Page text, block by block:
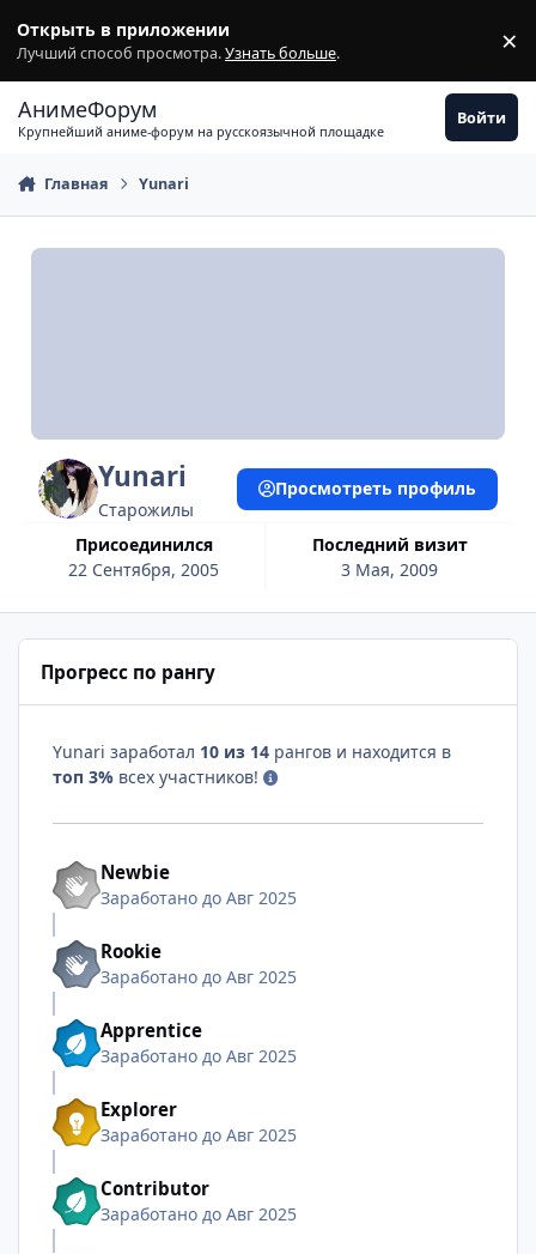
Открыть в приложении
Лучший способ просмотра.Узнать больше. ×
АнимеФорум
Крупнейший аниме-форум на русскоязычной площадке
Войти
Главная Yunari
Yunari
Старожилы
Присоединился
22 Сентября, 2005
Последний визит
3 Мая, 2009
Просмотреть профиль
Прогресс по рангу
Yunari заработал 10 из 14 рангов и находится в
топ 3% всех участников!
Newbie
Заработано до Авг 2025
Rookie
Заработано до Авг 2025
Apprentice
Заработано до Авг 2025
Explorer
Заработано до Авг 2025
Contributor
Заработано до Авг 2025